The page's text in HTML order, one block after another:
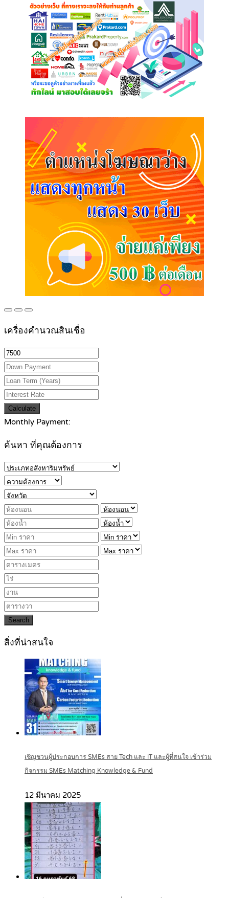
เครื่องคำนวณสินเชื่อ
Calculate
Monthly Payment:
ค้นหา ที่คุณต้องการ
Search
สิ่งที่น่าสนใจ
เชิญชวนผู้ประกอบการ SMEs สาย Tech และ IT และผู้ที่สนใจ เข้าร่วม
กิจกรรม SMEs Matching Knowledge & Fund
12 มีนาคม 2025